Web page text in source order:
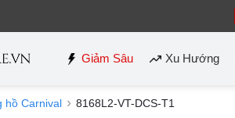
Giảm Sâu Xu Hướng
hồ Carnival 8168L2-VT-DCS-T1